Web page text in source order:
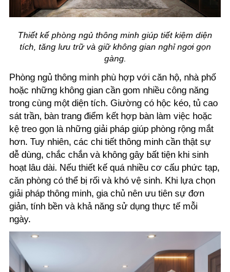
Thiết kế phòng ngủ thông minh giúp tiết kiệm diện
tích, tăng lưu trữ và giữ không gian nghỉ ngơi gọn
gàng.
Phòng ngủ thông minh phù hợp với căn hộ, nhà phố
hoặc những không gian cần gom nhiều công năng
trong cùng một diện tích. Giường có hộc kéo, tủ cao
sát trần, bàn trang điểm kết hợp bàn làm việc hoặc
kệ treo gọn là những giải pháp giúp phòng rộng mắt
hơn. Tuy nhiên, các chi tiết thông minh cần thật sự
dễ dùng, chắc chắn và không gây bất tiện khi sinh
hoạt lâu dài. Nếu thiết kế quá nhiều cơ cấu phức tạp,
căn phòng có thể bị rối và khó vệ sinh. Khi lựa chọn
giải pháp thông minh, gia chủ nên ưu tiên sự đơn
giản, tính bền và khả năng sử dụng thực tế mỗi
ngày.